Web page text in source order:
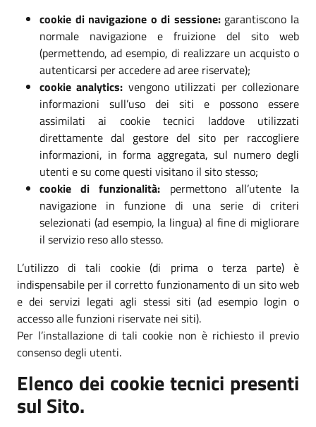
cookie di navigazione o di sessione:garantiscono la
normale navigazione e fruizione del sito web
(permettendo, ad esempio, di realizzare un acquisto o
autenticarsi per accedere ad aree riservate);
cookie analytics: vengono utilizzati per collezionare
informazioni sull’uso dei siti e possono essere
assimilati ai cookie tecnici laddove utilizzati
direttamente dal gestore del sito per raccogliere
informazioni, in forma aggregata, sul numero degli
utenti e su come questi visitano il sito stesso;
cookie di funzionalità: permettono all’utente la
navigazione in funzione di una serie di criteri
selezionati (ad esempio, la lingua) al fine di migliorare
il servizio reso allo stesso.
L’utilizzo di tali cookie (di prima o terza parte) è
indispensabile per il corretto funzionamento di un sito web
e dei servizi legati agli stessi siti (ad esempio login o
accesso alle funzioni riservate nei siti).
Per l’installazione di tali cookie non è richiesto il previo
consenso degli utenti.
Elenco dei cookie tecnici presenti
sul Sito.